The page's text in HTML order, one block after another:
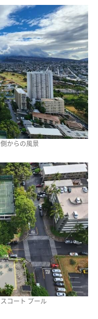
からの風景
コート プール